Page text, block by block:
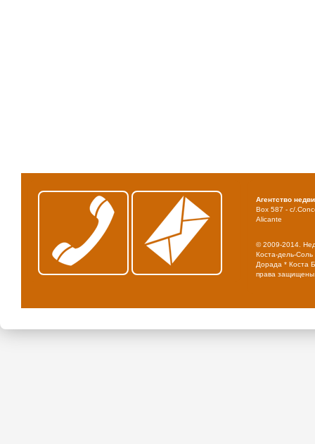
Агентство
Box 587 - c/
Alicante
© 2009-2014.
Коста-дель-
Дорада * Коста
права